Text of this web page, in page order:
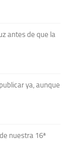
antes de que la
ya, aunque
nuestra 16ª